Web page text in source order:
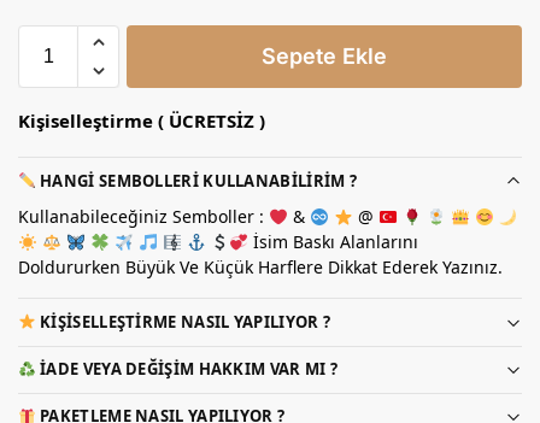
Sepete Ekle
Kişiselleştirme ( ÜCRETSİZ )
HANGI SEMBOLLERI KULLANABILIRIM ?
Kullanabileceğiniz Semboller : &
@
İsim Baskı Alanlarını
Doldururken Büyük Ve Küçük Harflere Dikkat Ederek Yazınız.
KIŞISELLEŞTIRME NASIL YAPILIYOR ?
İADE VEYA DEĞIŞIM HAKKIM VAR MI ?
PAKETLEME NASIL YAPILIYOR ?